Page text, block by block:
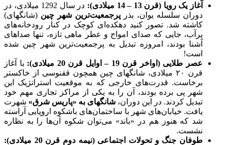
آغاز یک رویا (قرن 13 – 14 میلادی):
در سال 1292 میلادی، در
دوران سلسله‌ یوان، بذر پرجمعیت‌ترین شهر چین (شانگهای)
کاشته شد. تصور کنید دهکده‌ای کوچک در کنار رودخانه‌های
پرآب، جایی که صدای امواج و عطر ماهی تازه، تنها صداهای
آشنا بودند، امروزه تبدیل به پرجمعیت‌ترین شهر چین شده
است!
عصر طلایی (اواخر قرن 19 – اوایل قرن 20 میلادی):
با آغاز
قرن ۲۰ میلادی، شانگهای چین همچون ققنوسی از خاکستر
برخاست. قدرت‌های خارجی که به موقعیت استراتژیک این
شهر پی برده بودند، آن را به یکی از مراکز تجاری مهم خود
تبدیل کردند. در این دوران، شانگهای به «پاریس شرق» شهرت
یافت. خیابان‌های شهر با ساختمان‌های باشکوه اروپایی آراسته
شد که هنوز هم در «باند» می‌توان شکوه آن‌ها را به نظاره
نشست.
طوفان جنگ و تحولات اجتماعی (نیمه دوم قرن 20 میلادی):